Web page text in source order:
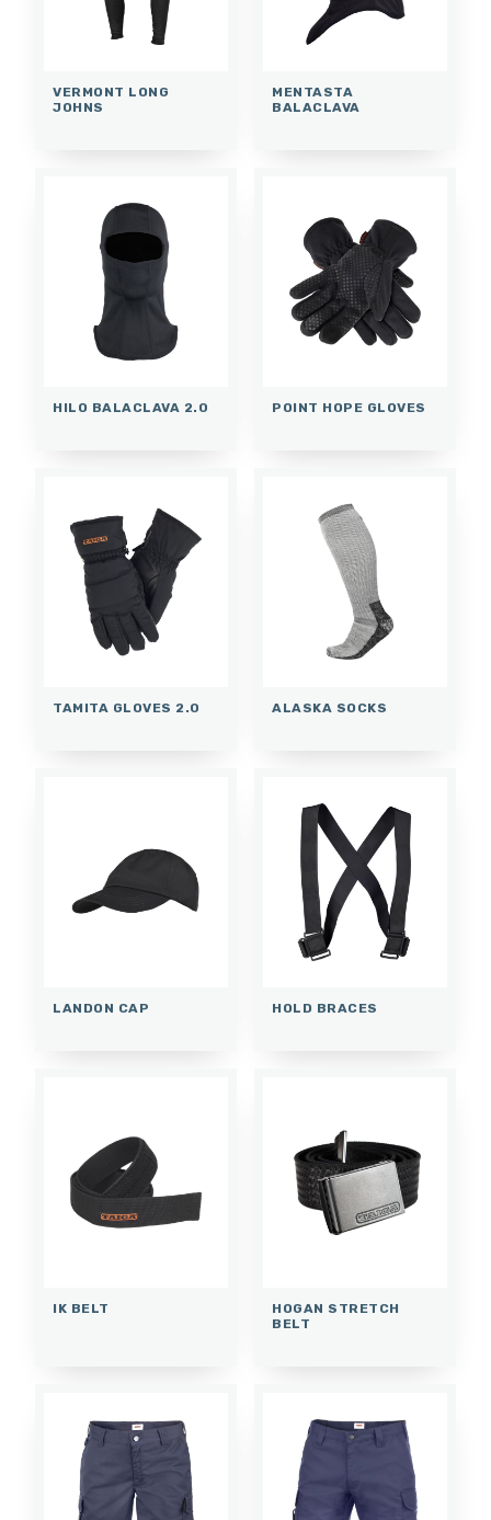
VERMONT LONG
JOHNS
MENTASTA
BALACLAVA
HILO BALACLAVA 2.0 POINT HOPE GLOVES
TAMITA GLOVES 2.0 ALASKA SOCKS
LANDON CAP HOLD BRACES
IK BELT
HOGAN STRETCH
BELT